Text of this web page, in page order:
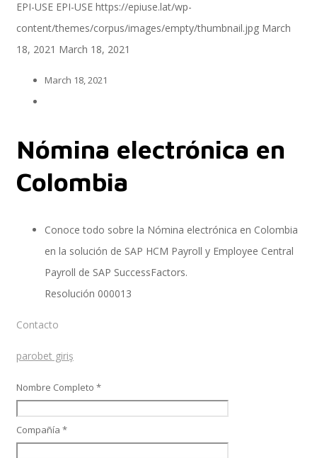
EPI-US4HANA
Implementación SAP SuccessFactors
Implementación Nómina Cloud Sap
SAP SuccessFactors Employee Central
Learning and Development
EPI-USE EPI-USE https://epiuse.lat/wp-
content/themes/corpus/images/empty/thumbnail.jpg March
18, 2021 March 18, 2021
March 18, 2021
Nómina electrónica en
Colombia
Conoce todo sobre la Nómina electrónica en Colombia
en la solución de SAP HCM Payroll y Employee Central
Payroll de SAP SuccessFactors.
Resolución 000013
Contacto
parobet giriş
Nombre Completo *
Compañía *